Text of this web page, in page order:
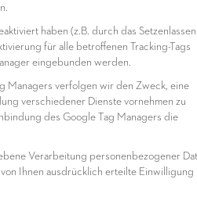
haben (z.B. durch das Setzenlassen
für alle betroffenen Tracking-Tags
eingebunden werden.
Managers verfolgen wir den Zweck, eine
verschiedener Dienste vornehmen zu
des Google Tag Managers die
Verarbeitung personenbezogener
Ihnen ausdrücklich erteilte Einwilligung